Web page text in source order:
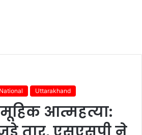
National Uttarakhand
आत्महत्या: